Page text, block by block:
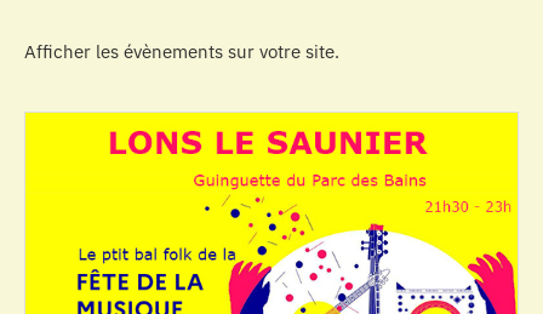
Afficher les évènements sur votre site.